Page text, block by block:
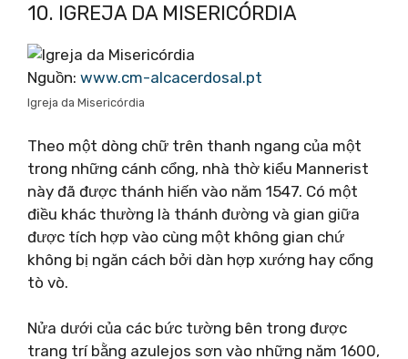
10. IGREJA DA MISERICÓRDIA
Nguồn: www.cm-alcacerdosal.pt
Igreja da Misericórdia
Theo một dòng chữ trên thanh ngang của một
trong những cánh cổng, nhà thờ kiểu Mannerist
này đã được thánh hiến vào năm 1547. Có một
điều khác thường là thánh đường và gian giữa
được tích hợp vào cùng một không gian chứ
không bị ngăn cách bởi dàn hợp xướng hay cổng
tò vò.
Nửa dưới của các bức tường bên trong được
trang trí bằng azulejos sơn vào những năm 1600,